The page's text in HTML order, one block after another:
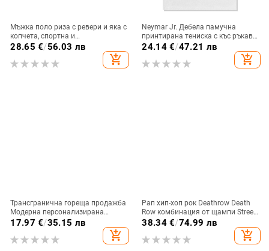
Мъжка поло риза с ревери и яка с
копчета, спортна и
многофункционална, с
28.65 €/56.03 лв
add_shopping_cart
Neymar Jr. Дебела памучна
принтирана тениска с къс ръкав,
кръгло деколте, американски
24.14€/47.21 лв
add_shopping_cart
Трансгранична гореща продажба
Модерна персонализирана
модна серия черепи 3D
принтирана мъжка тениска с къс
ръкав и кръгло деколте
17.97 €/35.15 лв
add_shopping_cart
Рап хип-хоп рок Deathrow Death
Row комбинация от щампи Street
тениска с къс ръкав, свободен
38.34€/74.99 лв
add_shopping_cart